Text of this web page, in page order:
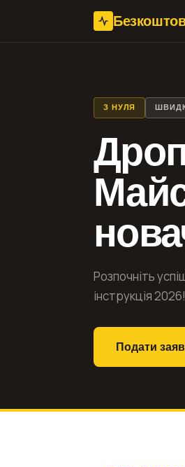
З НУЛЯ
Розпочніть
інструкція 2026!
Подати